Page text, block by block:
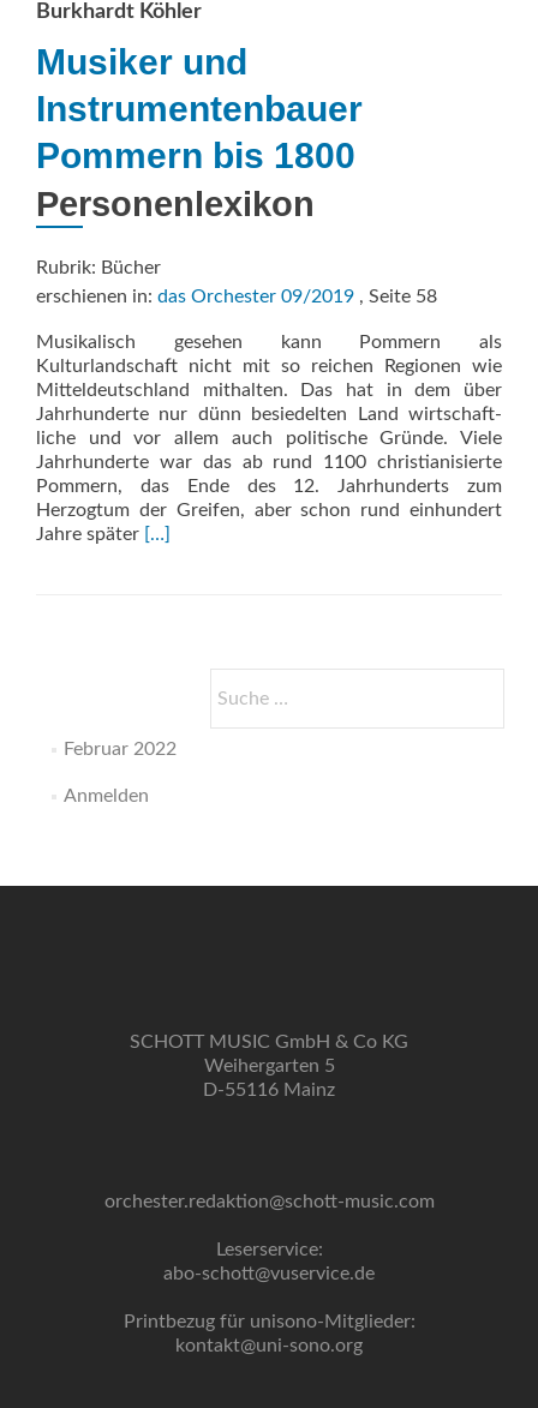
Burkhardt Köhler
Musiker und
Instrumentenbauer
Pommern bis 1800
Personenlexikon
Rubrik: Bücher
erschienen in: das Orchester 09/2019 , Seite 58
Musikalisch gesehen kann Pommern als
Kulturlandschaft nicht mit so reichen Regionen wie
Mitteldeutschland mithalten. Das hat in dem über
Jahrhunderte nur dünn besiedelten Land wirtschaft-
liche und vor allem auch politische Gründe. Viele
Jahrhunderte war das ab rund 1100 christianisierte
Pommern, das Ende des 12. Jahrhunderts zum
Herzogtum der Greifen, aber schon rund einhundert
Jahre später Read
[…]
nach:
Februar 2022
Anmelden
SCHOTT MUSIC GmbH & Co KG
Weihergarten 5
D-55116 Mainz
orchester.redaktion@schott-music.com
Leserservice:
abo-schott@vuservice.de
Printbezug für unisono-Mitglieder:
kontakt@uni-sono.org